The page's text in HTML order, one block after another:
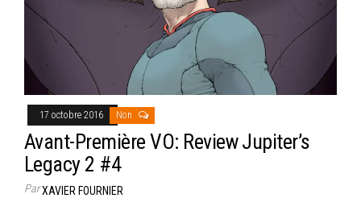
17 octobre 2016 Non
Avant-Première VO: Review Jupiter’s
Legacy 2 #4
ParXAVIER FOURNIER